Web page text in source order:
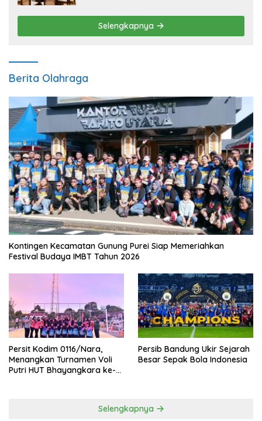
Selengkapnya
Berita Olahraga
Kontingen Kecamatan Gunung Purei Siap Memeriahkan
Festival Budaya IMBT Tahun 2026
Persit Kodim 0116/Nara,
Menangkan Turnamen Voli
Putri HUT Bhayangkara ke-
Persib Bandung Ukir Sejarah
Besar Sepak Bola Indonesia
Selengkapnya